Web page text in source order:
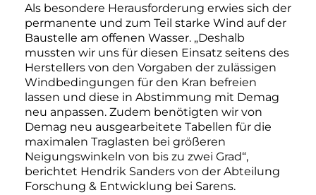
Als besondere Herausforderung erwies sich der
permanente und zum Teil starke Wind auf der
Baustelle am offenen Wasser. „Deshalb
mussten wir uns für diesen Einsatz seitens des
Herstellers von den Vorgaben der zulässigen
Windbedingungen für den Kran befreien
lassen und diese in Abstimmung mit Demag
neu anpassen. Zudem benötigten wir von
Demag neu ausgearbeitete Tabellen für die
maximalen Traglasten bei größeren
Neigungswinkeln von bis zu zwei Grad“,
berichtet Hendrik Sanders von der Abteilung
Forschung & Entwicklung bei Sarens.